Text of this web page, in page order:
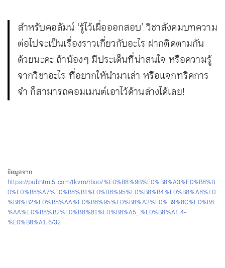
สำหรับคอลัมน์ ‘รู้ไว้เผื่อออกสอบ’ วิชาสังคมบทความ
ต่อไปจะเป็นเรื่องราวเกี่ยวกับอะไร ฝากติดตามกัน
ด้วยนะคะ ถ้าน้อง ๆ มีประเด็นที่น่าสนใจ หรือความรู้
จากวิชาอะไร ที่อยากให้นำมาเล่า หรือแจกทริคการ
จำ ก็สามารถคอมเมนต์เอาไว้ด้านล่างได้เลย!
ข้อมูลจาก
https://pubhtml5.com/tkvm/rboo/%E0%B8%9B%E0%B8%A3%E0%B8%B
0%E0%B8%A7%E0%B8%B1%E0%B8%95%E0%B8%B4%E0%B8%A8%E0
%B8%B2%E0%B8%AA%E0%B8%95%E0%B8%A3%E0%B9%8C%E0%B8
%AA%E0%B8%B2%E0%B8%81%E0%B8%A5_%E0%B8%A1.4-
%E0%B8%A1.6/32